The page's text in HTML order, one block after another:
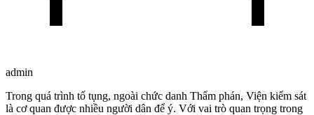
admin
Trong quá trình tố tụng, ngoài chức danh Thẩm phán, Viện kiểm sát
là cơ quan được nhiều người dân để ý. Với vai trò quan trọng trong